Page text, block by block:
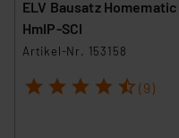
ELV Bausatz
HmIP-SCI
Artikel-Nr. 153158
1 2 3 4 5 (9)